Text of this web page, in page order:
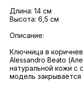
Длина: 14 см
Высота: 6,5 см
Описание:
Ключница в
Alessandro Beato
натуральной кожи с
модель